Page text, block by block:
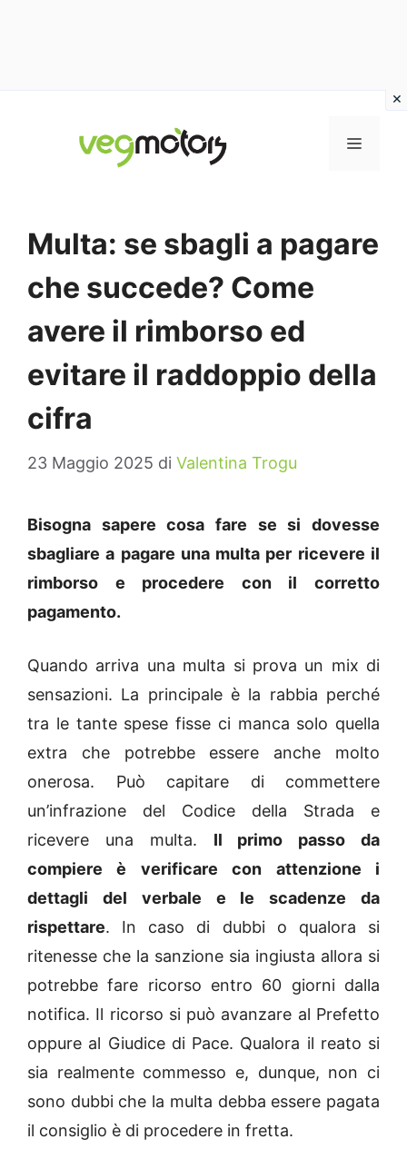
MENU
Multa: se sbagli a pagare
che succede? Come
avere il rimborso ed
evitare il raddoppio della
cifra
23 Maggio 2025 di Valentina Trogu
Bisogna sapere cosa fare se si dovesse
sbagliare a pagare una multa per ricevere il
rimborso e procedere con il corretto
pagamento.
Quando arriva una multa si prova un mix di
sensazioni. La principale è la rabbia perché
tra le tante spese fisse ci manca solo quella
extra che potrebbe essere anche molto
onerosa. Può capitare di commettere
un’infrazione del Codice della Strada e
ricevere una multa. Il primo passo da
compiere è verificare con attenzione i
dettagli del verbale e le scadenze da
rispettare. In caso di dubbi o qualora si
ritenesse che la sanzione sia ingiusta allora si
potrebbe fare ricorso entro 60 giorni dalla
notifica. Il ricorso si può avanzare al Prefetto
oppure al Giudice di Pace. Qualora il reato si
sia realmente commesso e, dunque, non ci
sono dubbi che la multa debba essere pagata
il consiglio è di procedere in fretta.